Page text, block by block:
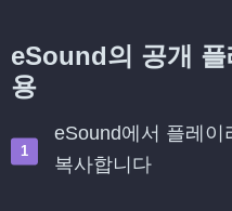
eSound의 공개
용
eSound에서 플레이
복사합니다